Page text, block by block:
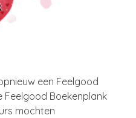
een Feelgood
Feelgood Boekenplank
mochten